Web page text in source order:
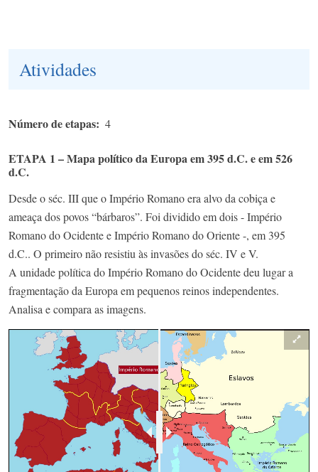
Atividades
Número de etapas 4
ETAPA 1 – Mapa político da Europa em 395 d.C. e em 526
d.C.
Desde o séc. III que o Império Romano era alvo da cobiça e
ameaça dos povos “bárbaros”. Foi dividido em dois - Império
Romano do Ocidente e Império Romano do Oriente -, em 395
d.C.. O primeiro não resistiu às invasões do séc. IV e V.​
A unidade política do Império Romano do Ocidente deu lugar a
fragmentação da Europa em pequenos reinos independentes.​
Analisa e compara as imagens.